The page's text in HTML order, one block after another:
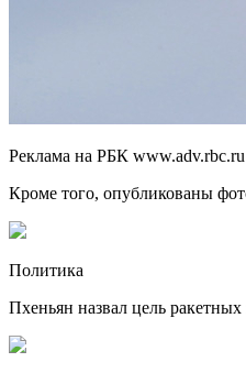
Реклама на РБК www.adv.rbc.ru
Кроме того, опубликованы
Политика
Пхеньян назвал цель ракетных